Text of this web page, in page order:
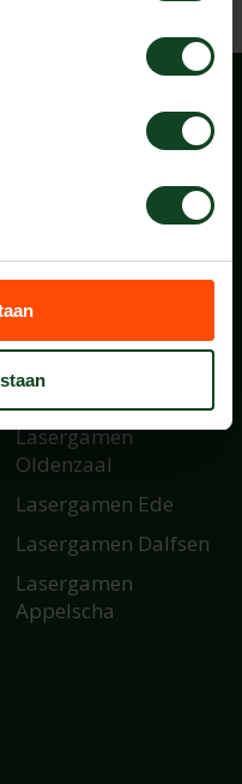
Lasergamen
Oldenzaal
Lasergamen Ede
Lasergamen Dalfsen
Lasergamen
Appelscha